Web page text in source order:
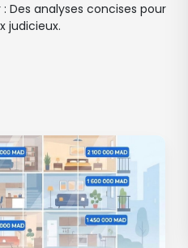
Des analyses concises pour
judicieux.